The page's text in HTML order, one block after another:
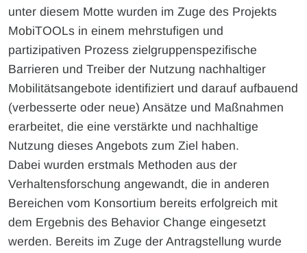
unter diesem Motte wurden im Zuge des Projekts
MobiTOOLs in einem mehrstufigen und
partizipativen Prozess zielgruppenspezifische
Barrieren und Treiber der Nutzung nachhaltiger
Mobilitätsangebote identifiziert und darauf aufbauend
(verbesserte oder neue) Ansätze und Maßnahmen
erarbeitet, die eine verstärkte und nachhaltige
Nutzung dieses Angebots zum Ziel haben.
Dabei wurden erstmals Methoden aus der
Verhaltensforschung angewandt, die in anderen
Bereichen vom Konsortium bereits erfolgreich mit
dem Ergebnis des Behavior Change eingesetzt
werden. Bereits im Zuge der Antragstellung wurde